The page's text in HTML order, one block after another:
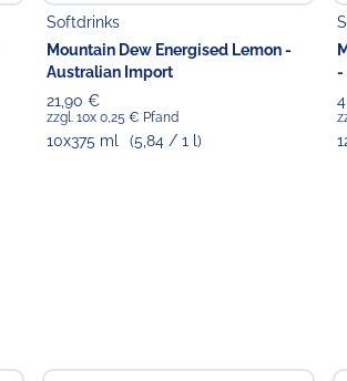
Softdrinks
Mountain Dew Energised Lemon -
Australian Import
21,90 €
zzgl. 10x 0,25 € Pfand
10x375 ml (5,84 / 1 l)
-